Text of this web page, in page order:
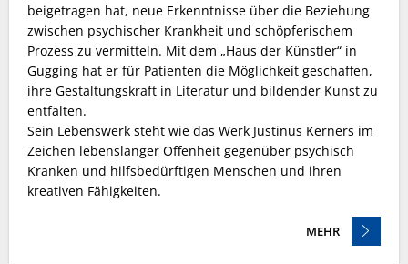
beigetragen hat, neue Erkenntnisse über die Beziehung
zwischen psychischer Krankheit und schöpferischem
Prozess zu vermitteln. Mit dem „Haus der Künstler“ in
Gugging hat er für Patienten die Möglichkeit geschaffen,
ihre Gestaltungskraft in Literatur und bildender Kunst zu
entfalten.
Sein Lebenswerk steht wie das Werk Justinus Kerners im
Zeichen lebenslanger Offenheit gegenüber psychisch
Kranken und hilfsbedürftigen Menschen und ihren
kreativen Fähigkeiten.
MEHR